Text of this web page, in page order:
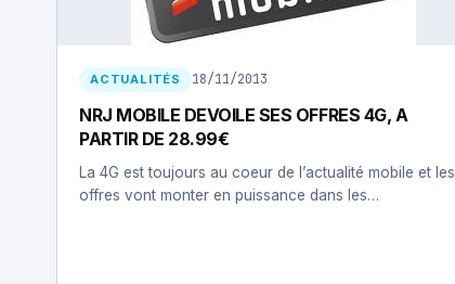
ACTUALITÉS 18/11/2013
NRJ MOBILE DEVOILE SES OFFRES 4G, A
PARTIR DE 28.99€
La 4G est toujours au coeur de l’actualité mobile et les
offres vont monter en puissance dans les…